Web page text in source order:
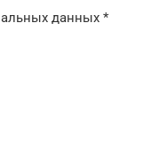
данных *